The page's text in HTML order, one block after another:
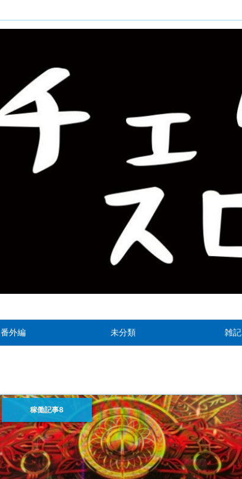
番外編 未分類 雑記
稼働記事8